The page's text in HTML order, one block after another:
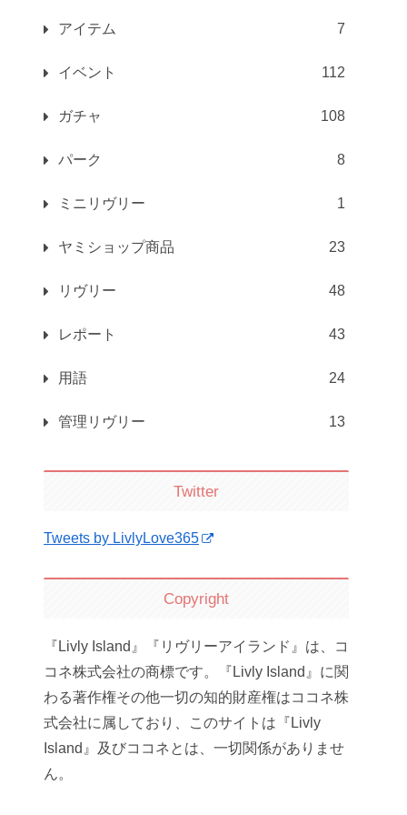
アイテム 7
イベント 112
ガチャ 108
パーク 8
ミニリヴリー 1
ヤミショップ商品 23
リヴリー 48
レポート 43
用語 24
管理リヴリー 13
Twitter
Tweets by LivlyLove365
Copyright
『Livly Island』『リヴリーアイランド』は、コ
コネ株式会社の商標です。『Livly Island』に関
わる著作権その他一切の知的財産権はココネ株
式会社に属しており、このサイトは『Livly
Island』及びココネとは、一切関係がありませ
ん。